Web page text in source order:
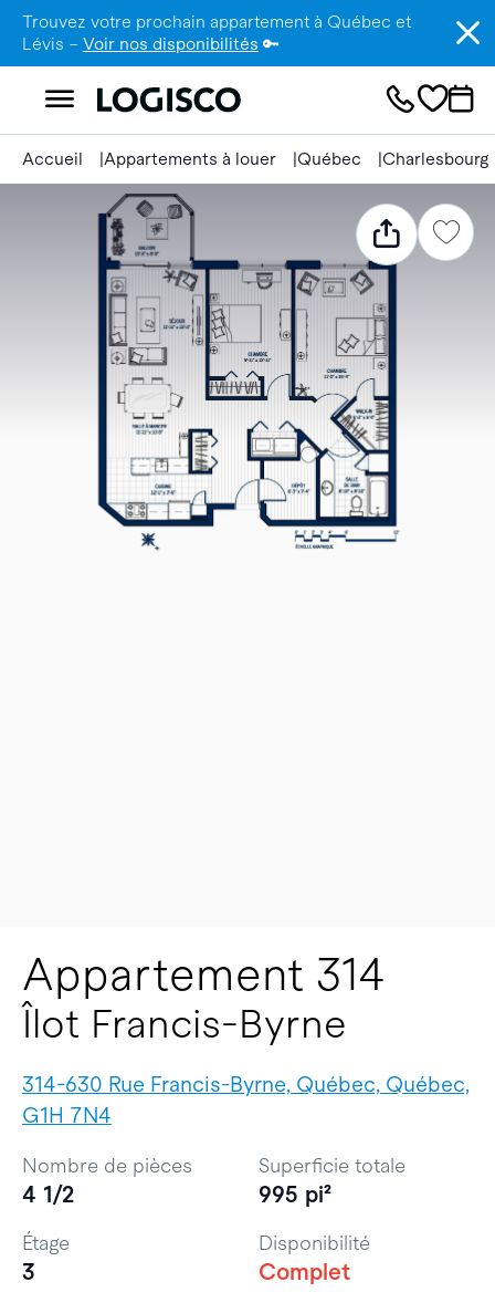
Trouvez votre prochain appartement à Québec et
Lévis – Voir nos disponibilités 🔑
Accueil Appartements à louer Québec Charlesbourg
Appartement 314
Îlot Francis-Byrne
314-630 Rue Francis-Byrne, Québec, Québec,
G1H 7N4
Nombre de pièces
4 1/2
Superficie totale
995 pi²
Étage
3
Disponibilité
Complet